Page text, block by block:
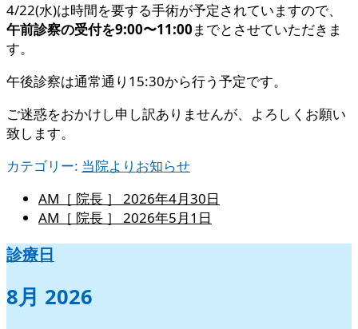
4/22(水)は時間を要する手術が予定されていますので、
午前診察の受付を9:00〜11:00までとさせていただきま
す。
午後診察は通常通り15:30から行う予定です。
ご迷惑をおかけし申し訳ありませんが、よろしくお願い
致します。
カテゴリー: 当院よりお知らせ
AM［ 院長 ］ 2026年4月30日
AM［ 院長 ］ 2026年5月1日
診療日
8月 2026